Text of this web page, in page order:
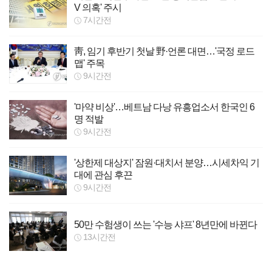
V 의혹' 주시
7시간전
靑, 임기 후반기 첫날 野·언론 대면…'국정 로드
맵' 주목
9시간전
'마약 비상'…베트남 다낭 유흥업소서 한국인 6
명 적발
9시간전
'상한제 대상지' 잠원·대치서 분양…시세차익 기
대에 관심 후끈
9시간전
50만 수험생이 쓰는 '수능 샤프' 8년만에 바뀐다
13시간전